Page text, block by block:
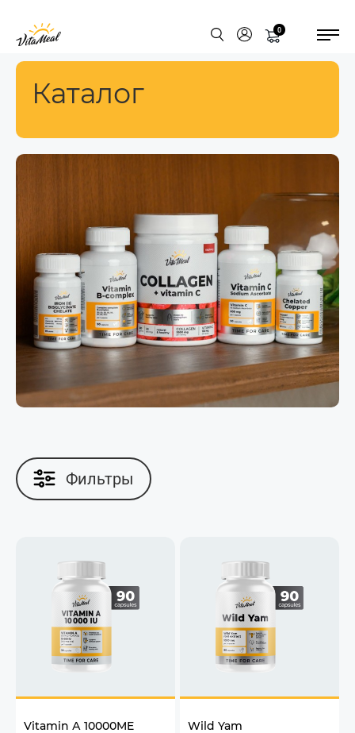
0
Каталог
Фильтры
Vitamin А 10000ME Wild Yam